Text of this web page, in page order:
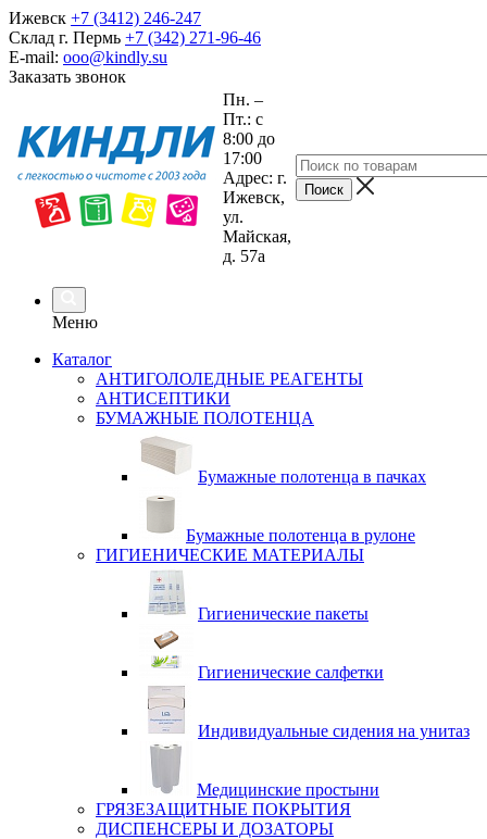
Ижевск +7 (3412) 246-247
Склад г. Пермь +7 (342) 271-96-46
E-mail: ooo@kindly.su
Заказать звонок
Пн. –
Пт.: с
8:00 до
17:00
Адрес: г.
Ижевск,
ул.
Майская,
д. 57а
Меню
Каталог
АНТИГОЛОЛЕДНЫЕ РЕАГЕНТЫ
АНТИСЕПТИКИ
БУМАЖНЫЕ ПОЛОТЕНЦА
Бумажные полотенца в пачках
Бумажные полотенца в рулоне
ГИГИЕНИЧЕСКИЕ МАТЕРИАЛЫ
Гигиенические пакеты
Гигиенические салфетки
Индивидуальные сидения на унитаз
Медицинские простыни
ГРЯЗЕЗАЩИТНЫЕ ПОКРЫТИЯ
ДИСПЕНСЕРЫ И ДОЗАТОРЫ